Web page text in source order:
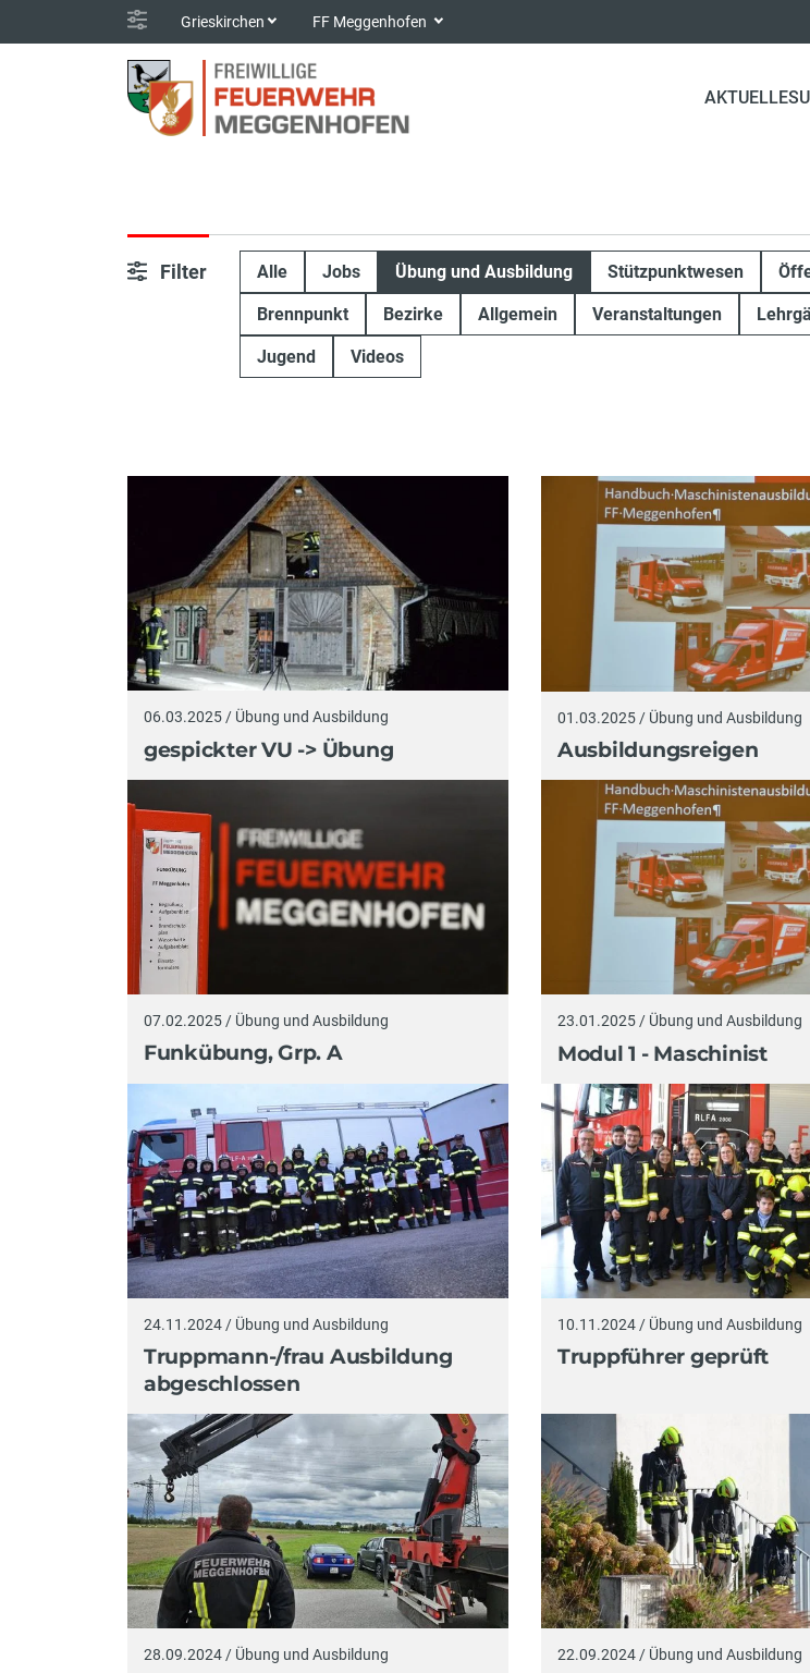
Grieskirchen FF Meggenhofen
AKTUELLES
Filter Alle Jobs Übung und Ausbildung Stützpunktwesen
Brennpunkt Bezirke Allgemein Veranstaltungen
Jugend Videos
06.03.2025 / Übung und Ausbildung
gespickter VU -> Übung
01.03.2025 / Übung und Ausbildung
Ausbildungsreigen
07.02.2025 / Übung und Ausbildung
Funkübung, Grp. A
23.01.2025 / Übung und Ausbildung
Modul 1 - Maschinist
24.11.2024 / Übung und Ausbildung
Truppmann-/frau Ausbildung
abgeschlossen
10.11.2024 / Übung und Ausbildung
Truppführer geprüft
28.09.2024 / Übung und Ausbildung 22.09.2024 / Übung und Ausbildung